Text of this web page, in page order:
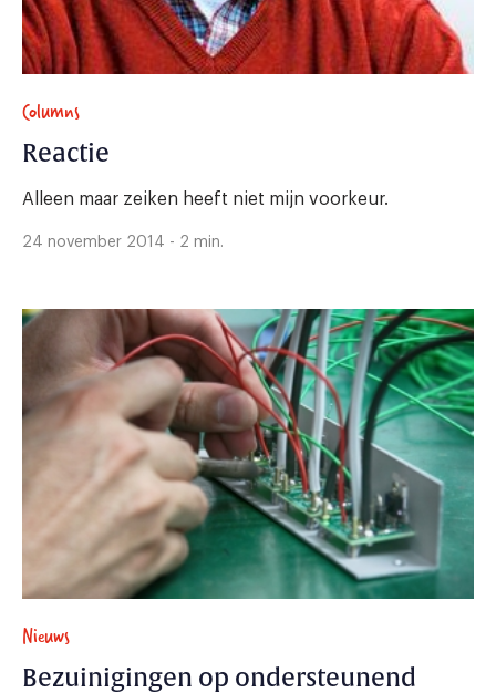
Columns
Reactie
Alleen maar zeiken heeft niet mijn voorkeur.
24 november 2014 - 2 min.
Nieuws
Bezuinigingen op ondersteunend